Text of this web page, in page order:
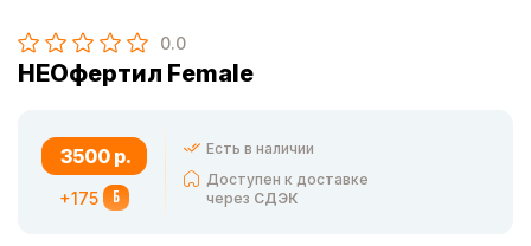
0.0
НЕОфертил Female
3500 р.
+175 Б
Есть в наличии
Доступен к доставке
через СДЭК